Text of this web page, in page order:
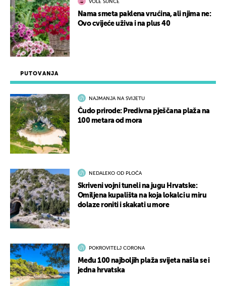
PUTOVANJA
NAJMANJA NA SVIJETU
Čudo prirode: Predivna pješčana plaža na
100 metara od mora
NEDALEKO OD PLOČA
Skriveni vojni tuneli na jugu Hrvatske:
Omiljena kupališta na koja lokalci u miru
dolaze roniti i skakati u more
POKROVITELJ CORONA
Među 100 najboljih plaža svijeta našla se i
jedna hrvatska
VOLE SUNCE
Nama smeta paklena vrućina, ali njima ne:
Ovo cvijeće uživa i na plus 40